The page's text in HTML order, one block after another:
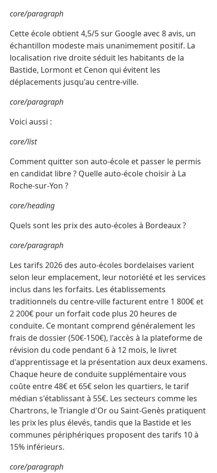
core/paragraph
Cette école obtient 4,5/5 sur Google avec 8 avis, un
échantillon modeste mais unanimement positif. La
localisation rive droite séduit les habitants de la
Bastide, Lormont et Cenon qui évitent les
déplacements jusqu'au centre-ville.
core/paragraph
Voici aussi :
core/list
Comment quitter son auto-école et passer le permis
en candidat libre ? Quelle auto-école choisir à La
Roche-sur-Yon ?
core/heading
Quels sont les prix des auto-écoles à Bordeaux ?
core/paragraph
Les tarifs 2026 des auto-écoles bordelaises varient
selon leur emplacement, leur notoriété et les services
inclus dans les forfaits. Les établissements
traditionnels du centre-ville facturent entre 1 800€ et
2 200€ pour un forfait code plus 20 heures de
conduite. Ce montant comprend généralement les
frais de dossier (50€-150€), l'accès à la plateforme de
révision du code pendant 6 à 12 mois, le livret
d'apprentissage et la présentation aux deux examens.
Chaque heure de conduite supplémentaire vous
coûte entre 48€ et 65€ selon les quartiers, le tarif
médian s'établissant à 55€. Les secteurs comme les
Chartrons, le Triangle d'Or ou Saint-Genès pratiquent
les prix les plus élevés, tandis que la Bastide et les
communes périphériques proposent des tarifs 10 à
15% inférieurs.
core/paragraph